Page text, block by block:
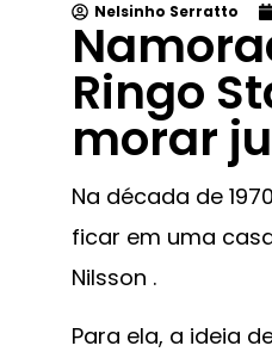
Nelsinho Serratto
Ringo
morar
Na década de
ficar em uma
Nilsson .
Para ela, a ideia